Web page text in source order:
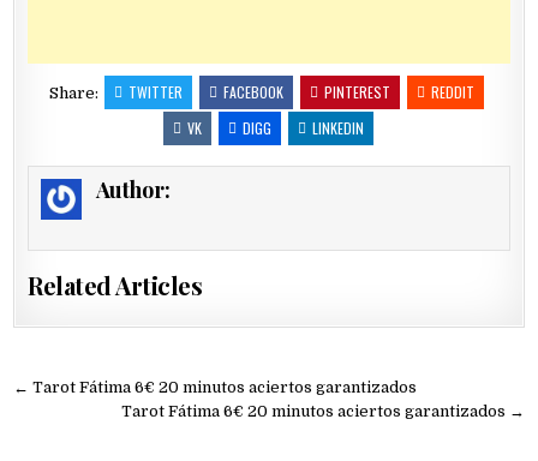
Share: TWITTER FACEBOOK PINTEREST
REDDIT
VK
DIGG LINKEDIN
Author:
Related Articles
Navegación
← Tarot Fátima 6€ 20 minutos aciertos garantizados
Tarot Fátima 6€ 20 minutos aciertos garantizados →